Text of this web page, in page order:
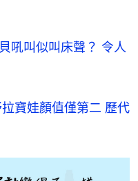
吼叫似叫床聲？ 令人
寶娃顏值僅第二 歷代